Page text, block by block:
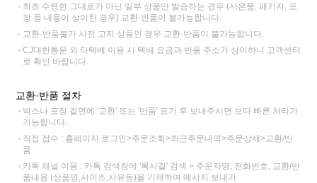
최초 수령한 그대로가 아닌 일부 상품만 발송하는 경우 (사은품, 패키지, 포
장 등 내용이 상이한 경우) 교환·반품이 불가능합니다.
교환·반품불가 사전 고지 상품인 경우 교환·반품이 불가능합니다.
CJ대한통운 외 타택배 이용 시 택배 요금과 반품 주소가 상이하니 고객센터
로 확인 바랍니다.
교환·반품 절차
박스나 포장 겉면에 '교환' 또는 '반품' 표기 후 보내주시면 보다 빠른 처리가
가능합니다.
직접 접수 : 홈페이지 로그인>주문조회>최근주문내역>주문상세>교환/반
품
카톡 채널 이용 : 카톡 검색창에 '록시걸' 검색 > 주문자명, 전화번호, 교환/반
품내용 (상품명,사이즈,사유등)을 기재하여 메시지 보내기